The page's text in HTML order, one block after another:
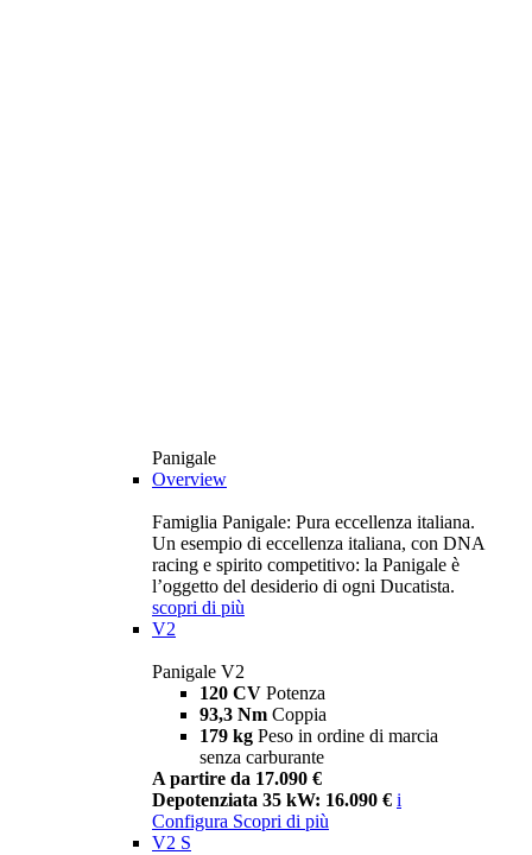
Panigale
Overview
Famiglia Panigale: Pura eccellenza italiana.
Un esempio di eccellenza italiana, con DNA
racing e spirito competitivo: la Panigale è
l’oggetto del desiderio di ogni Ducatista.
scopri di più
V2
Panigale V2
120 CV Potenza
93,3 Nm Coppia
179 kg Peso in ordine di marcia
senza carburante
A partire da 17.090 €
Depotenziata 35 kW: 16.090 € i
Configura Scopri di più
V2 S